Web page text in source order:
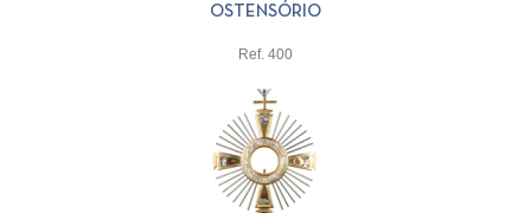
OSTENSÓRIO
Ref. 400